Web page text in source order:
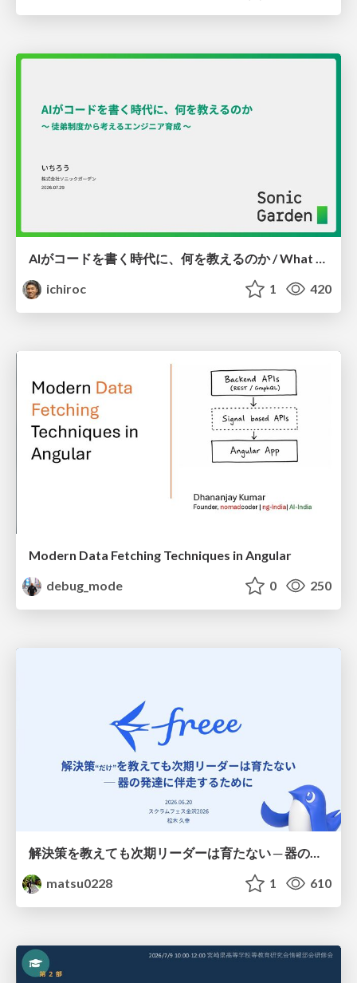
AIがコードを書く時代に、何を教えるのか / What Should We Teach in the Age of AI-Generated Code?
ichiroc
1 420
Modern Data Fetching Techniques in Angular
debug_mode
0 250
matsu0228
1 610